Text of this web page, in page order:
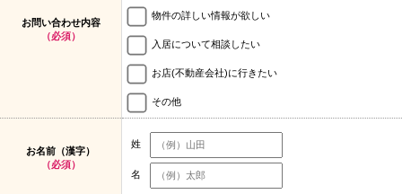
お問い合わせ内容
（必須）
物件の詳しい情報が欲しい
入居について相談したい
お店(不動産会社)に行きたい
その他
お名前（漢字）
（必須）
姓
名